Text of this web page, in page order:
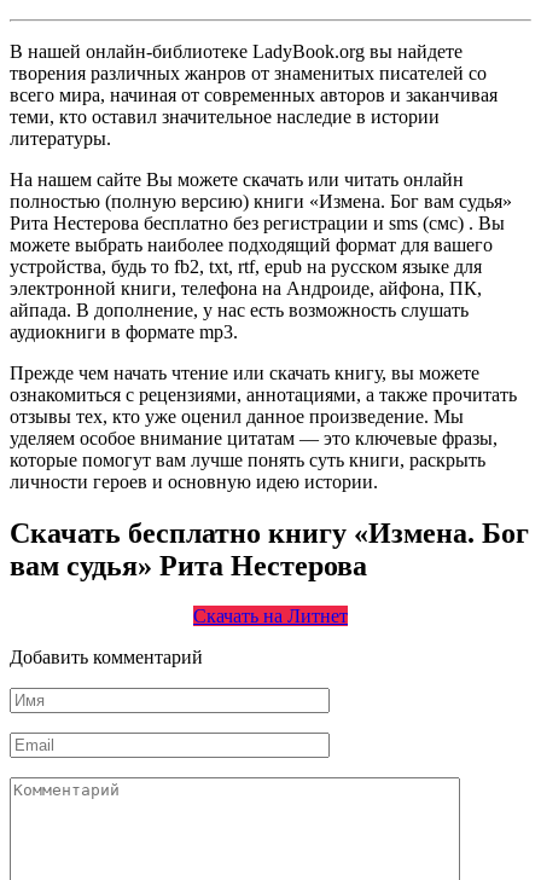
В нашей онлайн-библиотеке LadyBook.org вы найдете
творения различных жанров от знаменитых писателей со
всего мира, начиная от современных авторов и заканчивая
теми, кто оставил значительное наследие в истории
литературы.
На нашем сайте Вы можете скачать или читать онлайн
полностью (полную версию) книги «Измена. Бог вам судья»
Рита Нестерова бесплатно без регистрации и sms (смс) . Вы
можете выбрать наиболее подходящий формат для вашего
устройства, будь то fb2, txt, rtf, epub на русском языке для
электронной книги, телефона на Андроиде, айфона, ПК,
айпада. В дополнение, у нас есть возможность слушать
аудиокниги в формате mp3.
Прежде чем начать чтение или скачать книгу, вы можете
ознакомиться с рецензиями, аннотациями, а также прочитать
отзывы тех, кто уже оценил данное произведение. Мы
уделяем особое внимание цитатам — это ключевые фразы,
которые помогут вам лучше понять суть книги, раскрыть
личности героев и основную идею истории.
Скачать бесплатно книгу «Измена. Бог
вам судья» Рита Нестерова
Скачать на Литнет
Добавить комментарий
Имя
*
Email
*
Комментарий